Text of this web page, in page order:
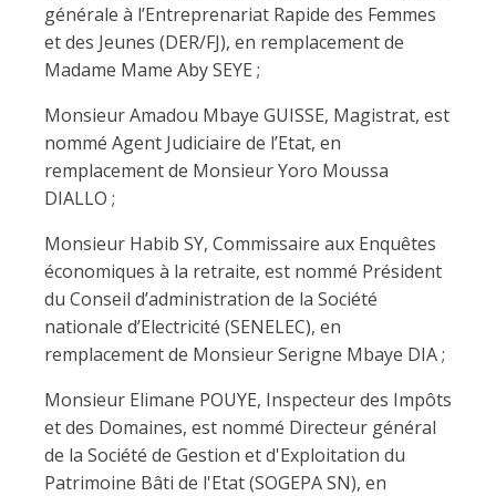
générale à l’Entreprenariat Rapide des Femmes
et des Jeunes (DER/FJ), en remplacement de
Madame Mame Aby SEYE ;
Monsieur Amadou Mbaye GUISSE, Magistrat, est
nommé Agent Judiciaire de l’Etat, en
remplacement de Monsieur Yoro Moussa
DIALLO ;
Monsieur Habib SY, Commissaire aux Enquêtes
économiques à la retraite, est nommé Président
du Conseil d’administration de la Société
nationale d’Electricité (SENELEC), en
remplacement de Monsieur Serigne Mbaye DIA ;
Monsieur Elimane POUYE, Inspecteur des Impôts
et des Domaines, est nommé Directeur général
de la Société de Gestion et d'Exploitation du
Patrimoine Bâti de l'Etat (SOGEPA SN), en